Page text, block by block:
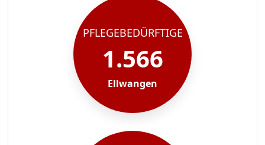
PFLEGEBEDÜRFTIGE
1.566
Ellwangen